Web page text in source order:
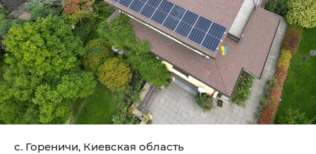
c. Гореничи, Киевская область